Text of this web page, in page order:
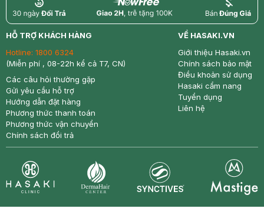
return nowfree price
HỖ TRỢ KHÁCH HÀNG
Hotline: 1800 6324
(Miễn phí , 08-22h kể cả T7, CN)
Các câu hỏi thường gặp
Gửi yêu cầu hỗ trợ
Hướng dẫn đặt hàng
Phương thức thanh toán
Phương thức vận chuyển
Chính sách đổi trả
VỀ HASAKI.VN
Giới thiệu Hasaki.vn
Chính sách bảo mật
Điều khoản sử dụng
Hasaki cẩm nang
Tuyển dụng
Liên hệ